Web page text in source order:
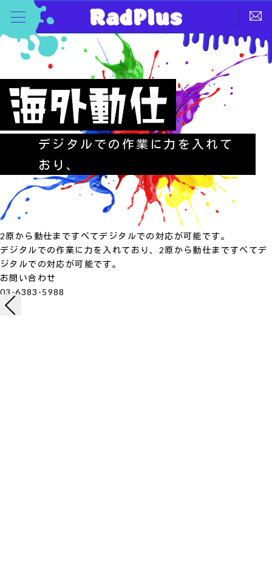
デジタルでの作業に力を入れて
おり、
2原から動仕まですべてデジタルでの対応が可能です。
デジタルでの作業に力を入れており、2原から動仕まですべてデ
ジタルでの対応が可能です。
お問い合わせ
03-6383-5988